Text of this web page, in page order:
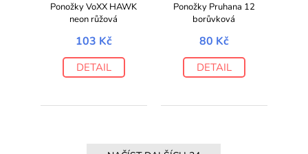
Ponožky VoXX HAWK
neon růžová
103 Kč
DETAIL
Ponožky Pruhana 12
borůvková
80 Kč
DETAIL